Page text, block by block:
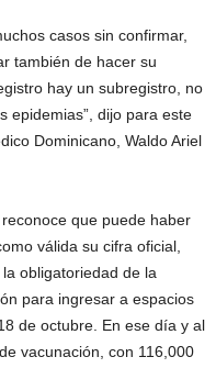
casos sin confirmar,
también de hacer su
hay un subregistro, no
epidemias”, dijo para este
Dominicano, Waldo Ariel
que puede haber
válida su cifra oficial,
obligatoriedad de la
para ingresar a espacios
de octubre. En ese día y al
vacunación, con 116,000